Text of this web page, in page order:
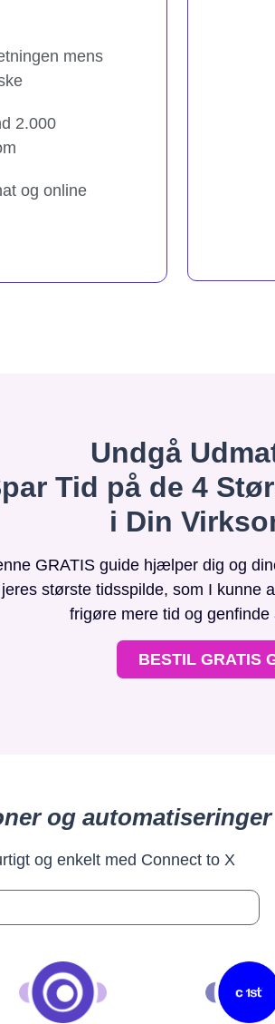
mens
2.000
og online
Undgå
Tid på de 4
i Din
GRATIS guide hjælper dig og
jeres største tidsspilde, som I kunne
frigøre mere tid og
BESTIL GRATIS
og automatiseringer
og enkelt med Connect to X